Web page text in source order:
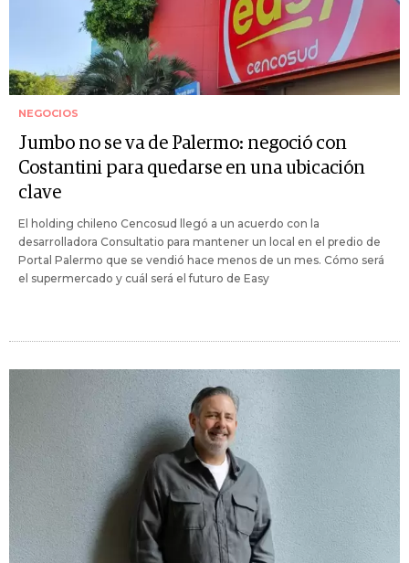
NEGOCIOS
Jumbo no se va de Palermo: negoció con
Costantini para quedarse en una ubicación
clave
El holding chileno Cencosud llegó a un acuerdo con la
desarrolladora Consultatio para mantener un local en el predio de
Portal Palermo que se vendió hace menos de un mes. Cómo será
el supermercado y cuál será el futuro de Easy